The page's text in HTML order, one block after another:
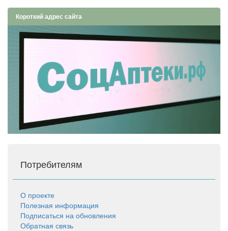
Короткий адрес сайта
Потребителям
О проекте
Полезная информация
Подписаться на обновления
Обратная связь